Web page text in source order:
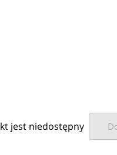
jest niedostępny